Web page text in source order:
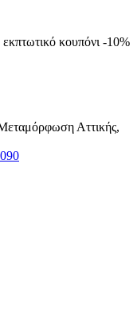
κουπόνι -10%
Αττικής,